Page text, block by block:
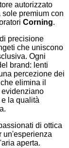
autorizzato
premium con
Corning.
precisione
che uniscono
Ogni
brand: lenti
percezione dei
che elimina il
la qualità
di ottica
un'esperienza
aperta.